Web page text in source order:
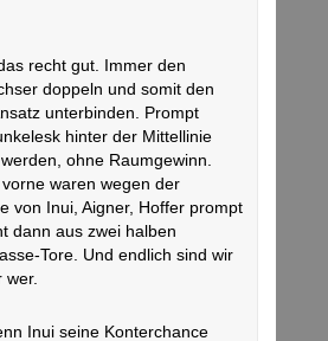
recht gut. Immer den
doppeln und somit den
unterbinden. Prompt
hinter der Mittellinie
ohne Raumgewinn.
waren wegen der
von Inui, Aigner, Hoffer prompt
dann aus zwei halben
Tore. Und endlich sind wir
wer.
Inui seine Konterchance